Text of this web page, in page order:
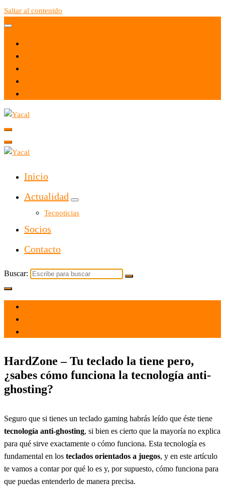
Saltar al contenido
Yacal micro hosting
Inicio
Actualidad
Tecnoticias
Socios
Contacto
Buscar:
HardZone – Tu teclado la tiene pero,
¿sabes cómo funciona la tecnología anti-
ghosting?
Seguro que si tienes un teclado gaming habrás leído que éste tiene
tecnología anti-ghosting, si bien es cierto que la mayoría no explica
para qué sirve exactamente o cómo funciona. Esta tecnología es
fundamental en los teclados orientados a juegos, y en este artículo
te vamos a contar por qué lo es y, por supuesto, cómo funciona para
que puedas entenderlo de manera precisa.